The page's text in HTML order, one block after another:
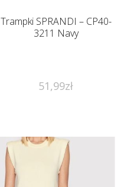
Trampki SPRANDI – CP40-
3211 Navy
51,99zł